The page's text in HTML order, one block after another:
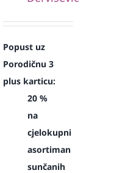
Popust uz
Porodičnu 3
plus karticu:
20 %
na
cjelokupni
asortiman
sunčanih